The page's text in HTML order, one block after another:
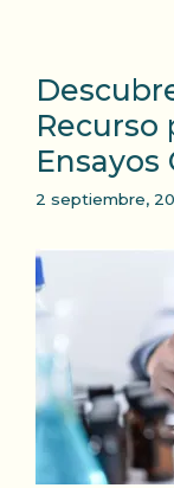
Recurso
Ensayos
2 septiembre,